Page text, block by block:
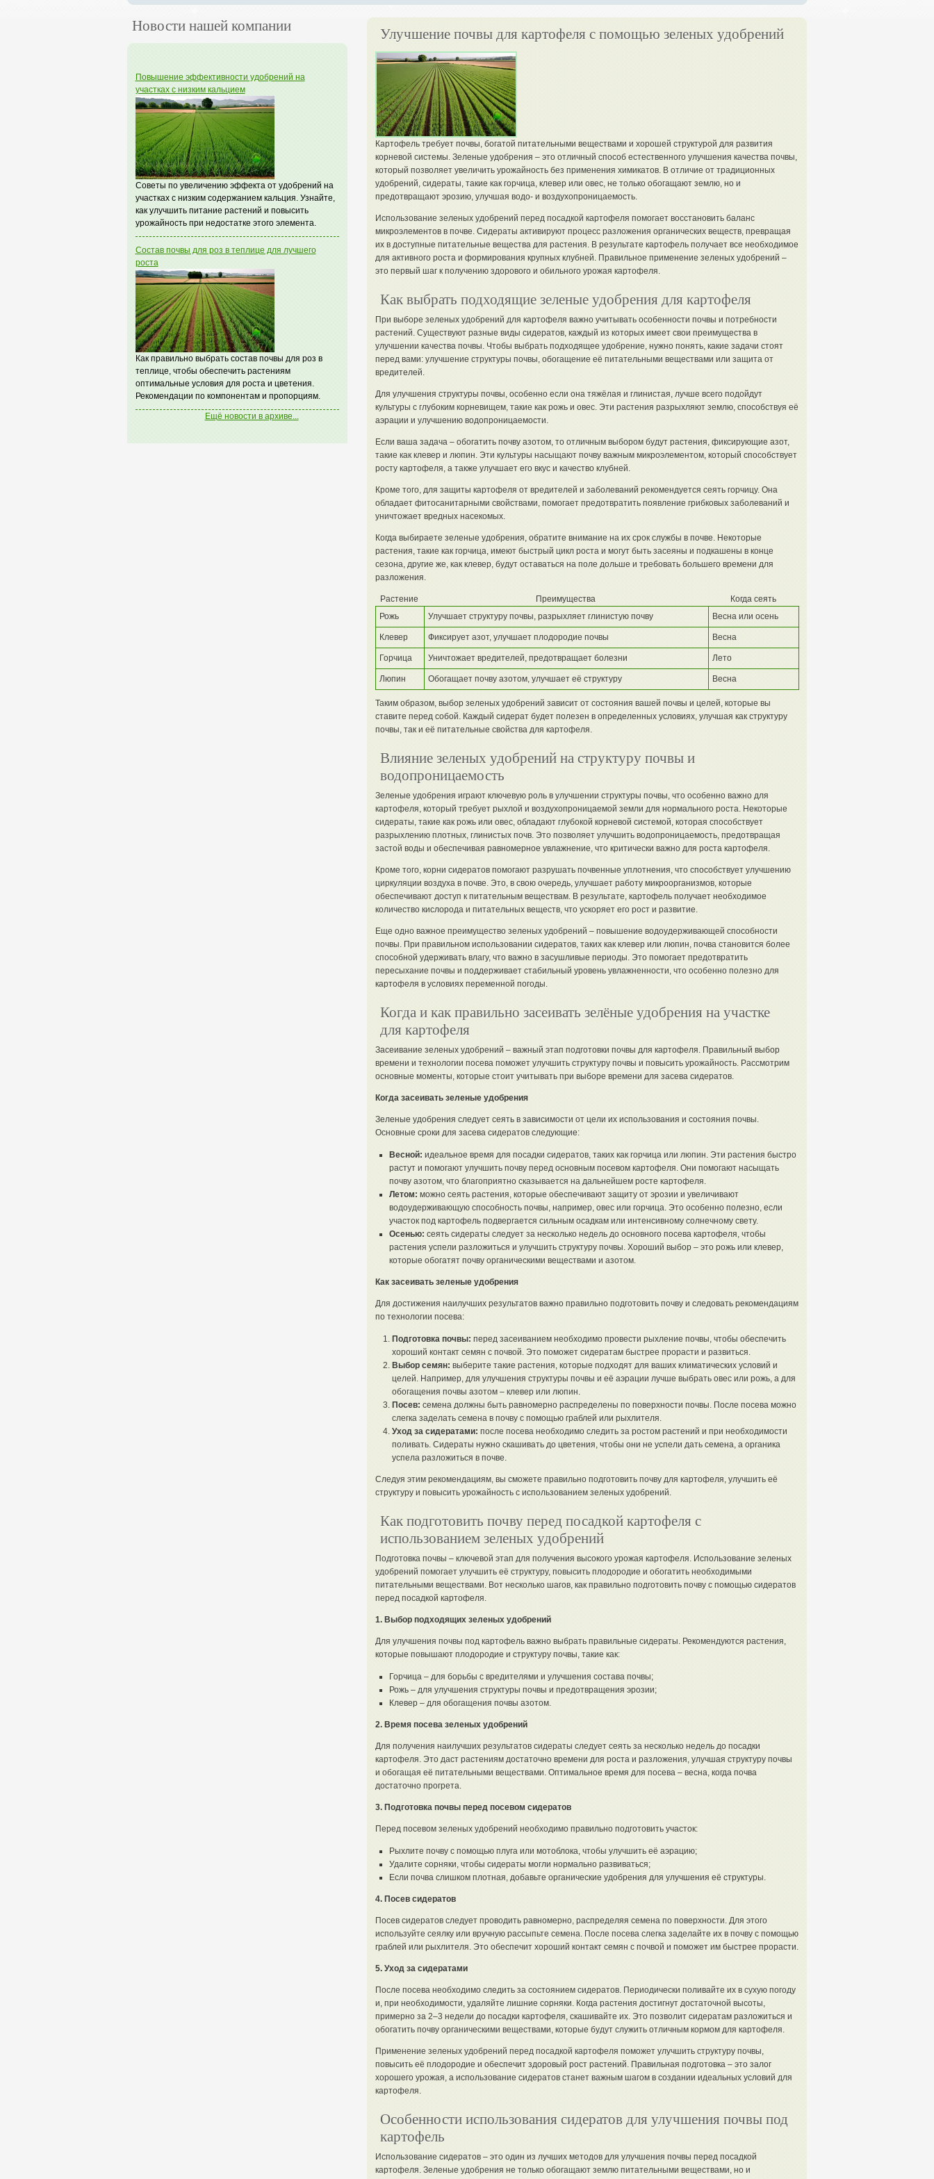
Новости нашей компании
Повышение эффективности удобрений на
участках с низким кальцием
Советы по увеличению эффекта от удобрений на
участках с низким содержанием кальция. Узнайте,
как улучшить питание растений и повысить
урожайность при недостатке этого элемента.
Состав почвы для роз в теплице для лучшего
роста
Как правильно выбрать состав почвы для роз в
теплице, чтобы обеспечить растениям
оптимальные условия для роста и цветения.
Рекомендации по компонентам и пропорциям.
Ещё новости в архиве...
Улучшение почвы для картофеля с помощью зеленых удобрений
Картофель требует почвы, богатой питательными веществами и хорошей структурой для развития
корневой системы. Зеленые удобрения – это отличный способ естественного улучшения качества почвы,
который позволяет увеличить урожайность без применения химикатов. В отличие от традиционных
удобрений, сидераты, такие как горчица, клевер или овес, не только обогащают землю, но и
предотвращают эрозию, улучшая водо- и воздухопроницаемость.
Использование зеленых удобрений перед посадкой картофеля помогает восстановить баланс
микроэлементов в почве. Сидераты активируют процесс разложения органических веществ, превращая
их в доступные питательные вещества для растения. В результате картофель получает все необходимое
для активного роста и формирования крупных клубней. Правильное применение зеленых удобрений –
это первый шаг к получению здорового и обильного урожая картофеля.
Как выбрать подходящие зеленые удобрения для картофеля
При выборе зеленых удобрений для картофеля важно учитывать особенности почвы и потребности
растений. Существуют разные виды сидератов, каждый из которых имеет свои преимущества в
улучшении качества почвы. Чтобы выбрать подходящее удобрение, нужно понять, какие задачи стоят
перед вами: улучшение структуры почвы, обогащение её питательными веществами или защита от
вредителей.
Для улучшения структуры почвы, особенно если она тяжёлая и глинистая, лучше всего подойдут
культуры с глубоким корневищем, такие как рожь и овес. Эти растения разрыхляют землю, способствуя её
аэрации и улучшению водопроницаемости.
Если ваша задача – обогатить почву азотом, то отличным выбором будут растения, фиксирующие азот,
такие как клевер и люпин. Эти культуры насыщают почву важным микроэлементом, который способствует
росту картофеля, а также улучшает его вкус и качество клубней.
Кроме того, для защиты картофеля от вредителей и заболеваний рекомендуется сеять горчицу. Она
обладает фитосанитарными свойствами, помогает предотвратить появление грибковых заболеваний и
уничтожает вредных насекомых.
Когда выбираете зеленые удобрения, обратите внимание на их срок службы в почве. Некоторые
растения, такие как горчица, имеют быстрый цикл роста и могут быть засеяны и подкашены в конце
сезона, другие же, как клевер, будут оставаться на поле дольше и требовать большего времени для
разложения.
Растение Преимущества
Когда сеять
Рожь
Улучшает структуру почвы, разрыхляет глинистую почву Весна или осень
Клевер Фиксирует азот, улучшает плодородие почвы Весна
Горчица Уничтожает вредителей, предотвращает болезни Лето
Люпин Обогащает почву азотом, улучшает её структуру Весна
Таким образом, выбор зеленых удобрений зависит от состояния вашей почвы и целей, которые вы
ставите перед собой. Каждый сидерат будет полезен в определенных условиях, улучшая как структуру
почвы, так и её питательные свойства для картофеля.
Влияние зеленых удобрений на структуру почвы и
водопроницаемость
Зеленые удобрения играют ключевую роль в улучшении структуры почвы, что особенно важно для
картофеля, который требует рыхлой и воздухопроницаемой земли для нормального роста. Некоторые
сидераты, такие как рожь или овес, обладают глубокой корневой системой, которая способствует
разрыхлению плотных, глинистых почв. Это позволяет улучшить водопроницаемость, предотвращая
застой воды и обеспечивая равномерное увлажнение, что критически важно для роста картофеля.
Кроме того, корни сидератов помогают разрушать почвенные уплотнения, что способствует улучшению
циркуляции воздуха в почве. Это, в свою очередь, улучшает работу микроорганизмов, которые
обеспечивают доступ к питательным веществам. В результате, картофель получает необходимое
количество кислорода и питательных веществ, что ускоряет его рост и развитие.
Еще одно важное преимущество зеленых удобрений – повышение водоудерживающей способности
почвы. При правильном использовании сидератов, таких как клевер или люпин, почва становится более
способной удерживать влагу, что важно в засушливые периоды. Это помогает предотвратить
пересыхание почвы и поддерживает стабильный уровень увлажненности, что особенно полезно для
картофеля в условиях переменной погоды.
Когда и как правильно засеивать зелёные удобрения на участке
для картофеля
Засеивание зеленых удобрений – важный этап подготовки почвы для картофеля. Правильный выбор
времени и технологии посева поможет улучшить структуру почвы и повысить урожайность. Рассмотрим
основные моменты, которые стоит учитывать при выборе времени для засева сидератов.
Когда засеивать зеленые удобрения
Зеленые удобрения следует сеять в зависимости от цели их использования и состояния почвы.
Основные сроки для засева сидератов следующие:
Весной: идеальное время для посадки сидератов, таких как горчица или люпин. Эти растения быстро
растут и помогают улучшить почву перед основным посевом картофеля. Они помогают насыщать
почву азотом, что благоприятно сказывается на дальнейшем росте картофеля.
Летом: можно сеять растения, которые обеспечивают защиту от эрозии и увеличивают
водоудерживающую способность почвы, например, овес или горчица. Это особенно полезно, если
участок под картофель подвергается сильным осадкам или интенсивному солнечному свету.
Осенью: сеять сидераты следует за несколько недель до основного посева картофеля, чтобы
растения успели разложиться и улучшить структуру почвы. Хороший выбор – это рожь или клевер,
которые обогатят почву органическими веществами и азотом.
Как засеивать зеленые удобрения
Для достижения наилучших результатов важно правильно подготовить почву и следовать рекомендациям
по технологии посева:
Подготовка почвы: перед засеиванием необходимо провести рыхление почвы, чтобы обеспечить
хороший контакт семян с почвой. Это поможет сидератам быстрее прорасти и развиться.
Выбор семян: выберите такие растения, которые подходят для ваших климатических условий и
целей. Например, для улучшения структуры почвы и её аэрации лучше выбрать овес или рожь, а для
обогащения почвы азотом – клевер или люпин.
Посев: семена должны быть равномерно распределены по поверхности почвы. После посева можно
слегка заделать семена в почву с помощью граблей или рыхлителя.
Уход за сидератами: после посева необходимо следить за ростом растений и при необходимости
поливать. Сидераты нужно скашивать до цветения, чтобы они не успели дать семена, а органика
успела разложиться в почве.
Следуя этим рекомендациям, вы сможете правильно подготовить почву для картофеля, улучшить её
структуру и повысить урожайность с использованием зеленых удобрений.
Как подготовить почву перед посадкой картофеля с
использованием зеленых удобрений
Подготовка почвы – ключевой этап для получения высокого урожая картофеля. Использование зеленых
удобрений помогает улучшить её структуру, повысить плодородие и обогатить необходимыми
питательными веществами. Вот несколько шагов, как правильно подготовить почву с помощью сидератов
перед посадкой картофеля.
1. Выбор подходящих зеленых удобрений
Для улучшения почвы под картофель важно выбрать правильные сидераты. Рекомендуются растения,
которые повышают плодородие и структуру почвы, такие как:
Горчица – для борьбы с вредителями и улучшения состава почвы;
Рожь – для улучшения структуры почвы и предотвращения эрозии;
Клевер – для обогащения почвы азотом.
2. Время посева зеленых удобрений
Для получения наилучших результатов сидераты следует сеять за несколько недель до посадки
картофеля. Это даст растениям достаточно времени для роста и разложения, улучшая структуру почвы
и обогащая её питательными веществами. Оптимальное время для посева – весна, когда почва
достаточно прогрета.
3. Подготовка почвы перед посевом сидератов
Перед посевом зеленых удобрений необходимо правильно подготовить участок:
Рыхлите почву с помощью плуга или мотоблока, чтобы улучшить её аэрацию;
Удалите сорняки, чтобы сидераты могли нормально развиваться;
Если почва слишком плотная, добавьте органические удобрения для улучшения её структуры.
4. Посев сидератов
Посев сидератов следует проводить равномерно, распределяя семена по поверхности. Для этого
используйте сеялку или вручную рассыпьте семена. После посева слегка заделайте их в почву с помощью
граблей или рыхлителя. Это обеспечит хороший контакт семян с почвой и поможет им быстрее прорасти.
5. Уход за сидератами
После посева необходимо следить за состоянием сидератов. Периодически поливайте их в сухую погоду
и, при необходимости, удаляйте лишние сорняки. Когда растения достигнут достаточной высоты,
примерно за 2–3 недели до посадки картофеля, скашивайте их. Это позволит сидератам разложиться и
обогатить почву органическими веществами, которые будут служить отличным кормом для картофеля.
Применение зеленых удобрений перед посадкой картофеля поможет улучшить структуру почвы,
повысить её плодородие и обеспечит здоровый рост растений. Правильная подготовка – это залог
хорошего урожая, а использование сидератов станет важным шагом в создании идеальных условий для
картофеля.
Особенности использования сидератов для улучшения почвы под
картофель
Использование сидератов – это один из лучших методов для улучшения почвы перед посадкой
картофеля. Зеленые удобрения не только обогащают землю питательными веществами, но и